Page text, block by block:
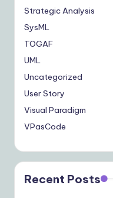
Strategic Analysis
SysML
TOGAF
UML
Uncategorized
User Story
Visual Paradigm
VPasCode
Recent Posts